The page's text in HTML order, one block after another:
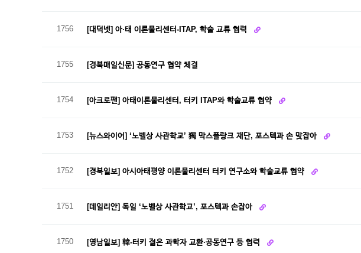
1756 [대덕넷] 아·태 이론물리센터-ITAP, 학술 교류 협력
1755 [경북매일신문] 공동연구 협약 체결
1754 [아크로팬] 아태이론물리센터, 터키 ITAP와 학술교류 협약
1753 [뉴스와이어] ‘노벨상 사관학교’ 獨 막스플랑크 재단, 포스텍과 손 맞잡아
1752 [경북일보] 아시아태평양 이론물리센터 터키 연구소와 학술교류 협약
1751 [데일리안] 독일 ‘노벨상 사관학교’, 포스텍과 손잡아
1750 [영남일보] 韓-터키 젊은 과학자 교환·공동연구 등 협력